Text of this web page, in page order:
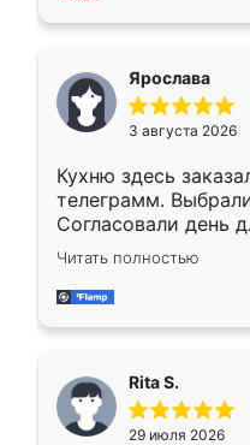
Ярослава
3 августа 2026
Кухню здесь
телеграмм.
Согласовали день
недели кухня была
довольны работой.
мебель за
Читать полностью
Rita S.
29 июля 2026